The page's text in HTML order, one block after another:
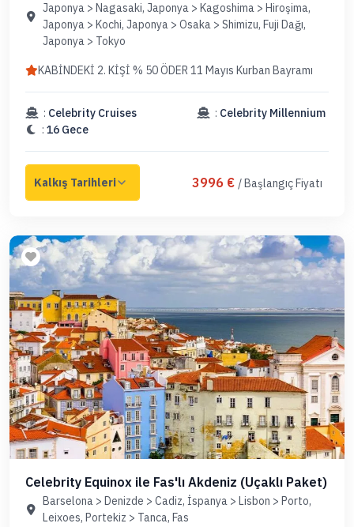
Japonya > Nagasaki, Japonya > Kagoshima > Hiroşima,
Japonya > Kochi, Japonya > Osaka > Shimizu, Fuji Dağı,
Japonya > Tokyo
KABİNDEKİ 2. KİŞİ % 50 ÖDER 11 Mayıs Kurban Bayramı
: Celebrity Cruises : Celebrity Millennium
: 16 Gece
3996 € / Başlangıç Fiyatı
Celebrity Equinox ile Fas'lı Akdeniz (Uçaklı Paket)
Barselona > Denizde > Cadiz, İspanya > Lisbon > Porto,
Leixoes, Portekiz > Tanca, Fas